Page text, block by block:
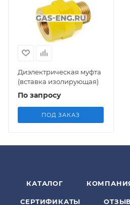
Диэлектрическая муфта
(вставка изолирующая)
По запросу
ПОД ЗАКАЗ
КАТАЛОГ
СЕРТИФИКАТЫ